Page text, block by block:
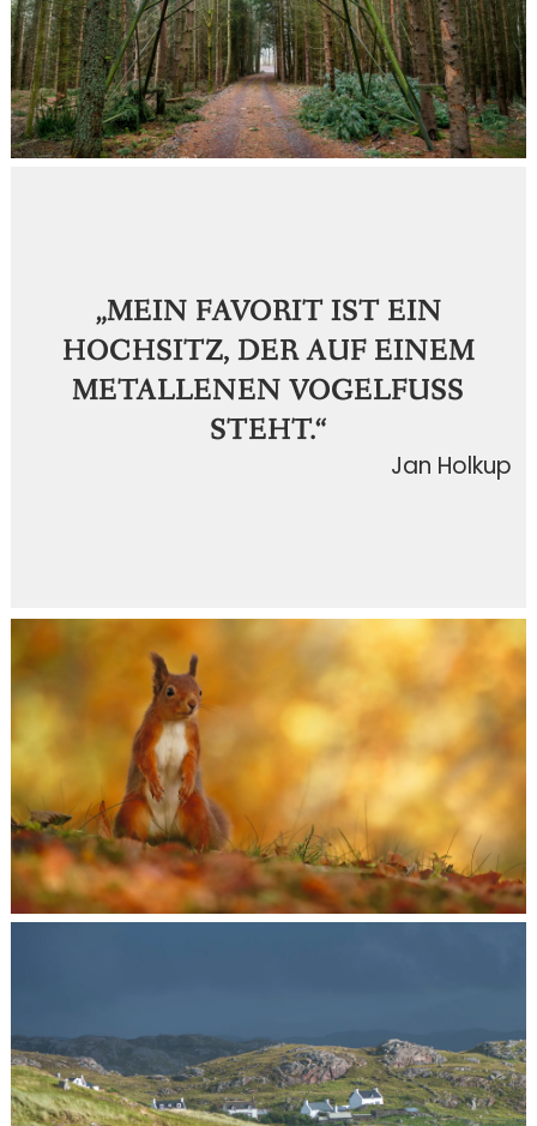
„MEIN FAVORIT IST EIN
HOCHSITZ, DER AUF EINEM
METALLENEN VOGELFUSS S
TEHT.“
Jan Holkup